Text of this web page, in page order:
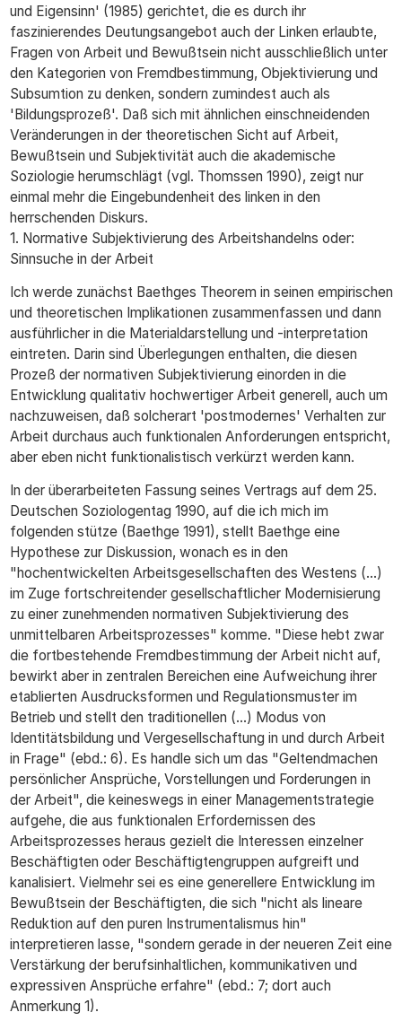
und Eigensinn' (1985) gerichtet, die es durch ihr
faszinierendes Deutungsangebot auch der Linken erlaubte,
Fragen von Arbeit und Bewußtsein nicht ausschließlich unter
den Kategorien von Fremdbestimmung, Objektivierung und
Subsumtion zu denken, sondern zumindest auch als
'Bildungsprozeß'. Daß sich mit ähnlichen einschneidenden
Veränderungen in der theoretischen Sicht auf Arbeit,
Bewußtsein und Subjektivität auch die akademische
Soziologie herumschlägt (vgl. Thomssen 1990), zeigt nur
einmal mehr die Eingebundenheit des linken in den
herrschenden Diskurs.
1. Normative Subjektivierung des Arbeitshandelns oder:
Sinnsuche in der Arbeit
Ich werde zunächst Baethges Theorem in seinen empirischen
und theoretischen Implikationen zusammenfassen und dann
ausführlicher in die Materialdarstellung und -interpretation
eintreten. Darin sind Überlegungen enthalten, die diesen
Prozeß der normativen Subjektivierung einorden in die
Entwicklung qualitativ hochwertiger Arbeit generell, auch um
nachzuweisen, daß solcherart 'postmodernes' Verhalten zur
Arbeit durchaus auch funktionalen Anforderungen entspricht,
aber eben nicht funktionalistisch verkürzt werden kann.
In der überarbeiteten Fassung seines Vertrags auf dem 25.
Deutschen Soziologentag 1990, auf die ich mich im
folgenden stütze (Baethge 1991), stellt Baethge eine
Hypothese zur Diskussion, wonach es in den
"hochentwickelten Arbeitsgesellschaften des Westens (...)
im Zuge fortschreitender gesellschaftlicher Modernisierung
zu einer zunehmenden normativen Subjektivierung des
unmittelbaren Arbeitsprozesses" komme. "Diese hebt zwar
die fortbestehende Fremdbestimmung der Arbeit nicht auf,
bewirkt aber in zentralen Bereichen eine Aufweichung ihrer
etablierten Ausdrucksformen und Regulationsmuster im
Betrieb und stellt den traditionellen (...) Modus von
Identitätsbildung und Vergesellschaftung in und durch Arbeit
in Frage" (ebd.: 6). Es handle sich um das "Geltendmachen
persönlicher Ansprüche, Vorstellungen und Forderungen in
der Arbeit", die keineswegs in einer Managementstrategie
aufgehe, die aus funktionalen Erfordernissen des
Arbeitsprozesses heraus gezielt die Interessen einzelner
Beschäftigten oder Beschäftigtengruppen aufgreift und
kanalisiert. Vielmehr sei es eine generellere Entwicklung im
Bewußtsein der Beschäftigten, die sich "nicht als lineare
Reduktion auf den puren Instrumentalismus hin"
interpretieren lasse, "sondern gerade in der neueren Zeit eine
Verstärkung der berufsinhaltlichen, kommunikativen und
expressiven Ansprüche erfahre" (ebd.: 7; dort auch
Anmerkung 1).